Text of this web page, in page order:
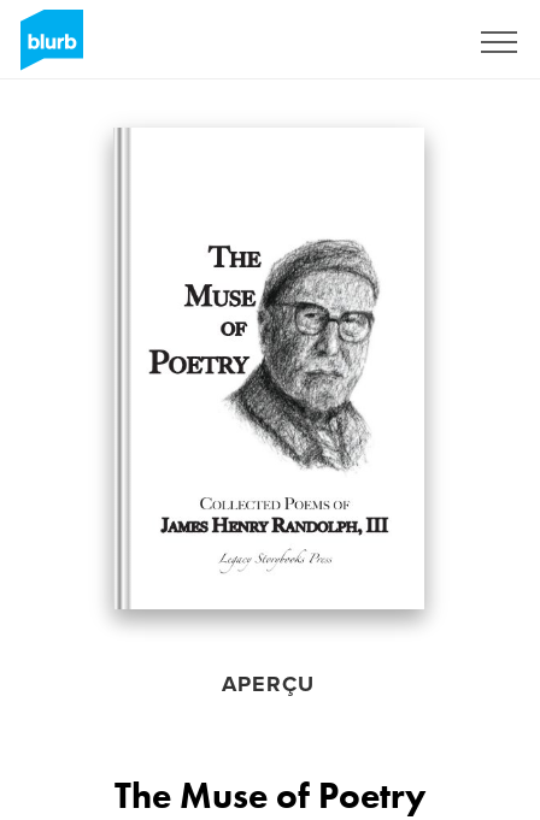
APERÇU
The Muse of Poetry